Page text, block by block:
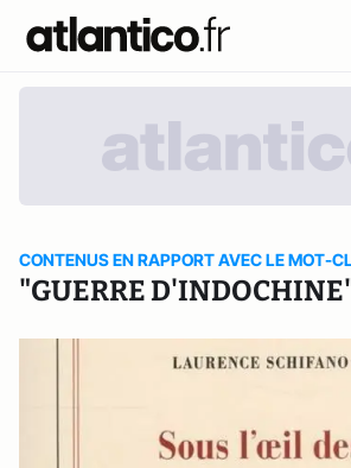
CONTENUS EN RAPPORT AVEC LE MOT-
"GUERRE